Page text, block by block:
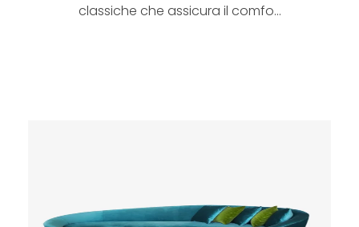
classiche che assicura il comfo...